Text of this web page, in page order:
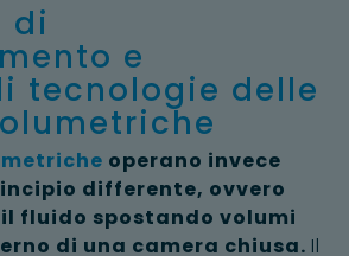
di
e
tecnologie delle
operano invece
differente, ovvero
fluido spostando volumi
di una camera chiusa. Il